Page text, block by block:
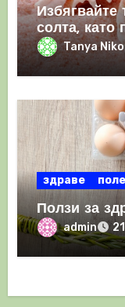
Избягвайте
солта, като
хималайска
Tanya
здраве
Ползи за
admin